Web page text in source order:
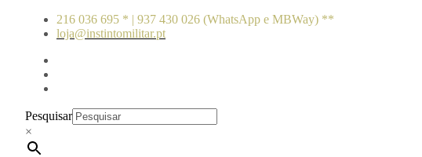
216 036 695 * | 937 430 026 (WhatsApp e MBWay) **
loja@instintomilitar.pt
Pesquisar
×